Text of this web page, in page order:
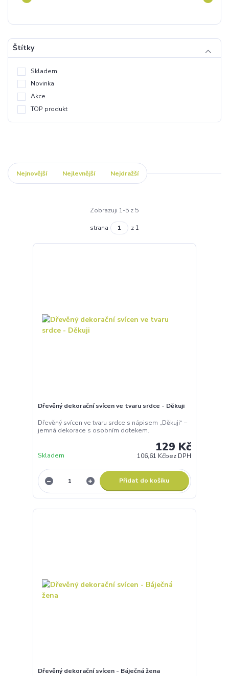
Štítky
Skladem
Novinka
Akce
TOP produkt
Nejnovější Nejlevnější Nejdražší
Zobrazuji 1-5 z 5
strana z 1
Dřevěný dekorační svícen ve tvaru srdce - Děkuji
Dřevěný svícen ve tvaru srdce s nápisem „Děkuji“ –
jemná dekorace s osobním dotekem.
129 Kč
106,61 Kčbez DPH
Skladem
Přidat do košíku
Dřevěný dekorační svícen - Báječná žena